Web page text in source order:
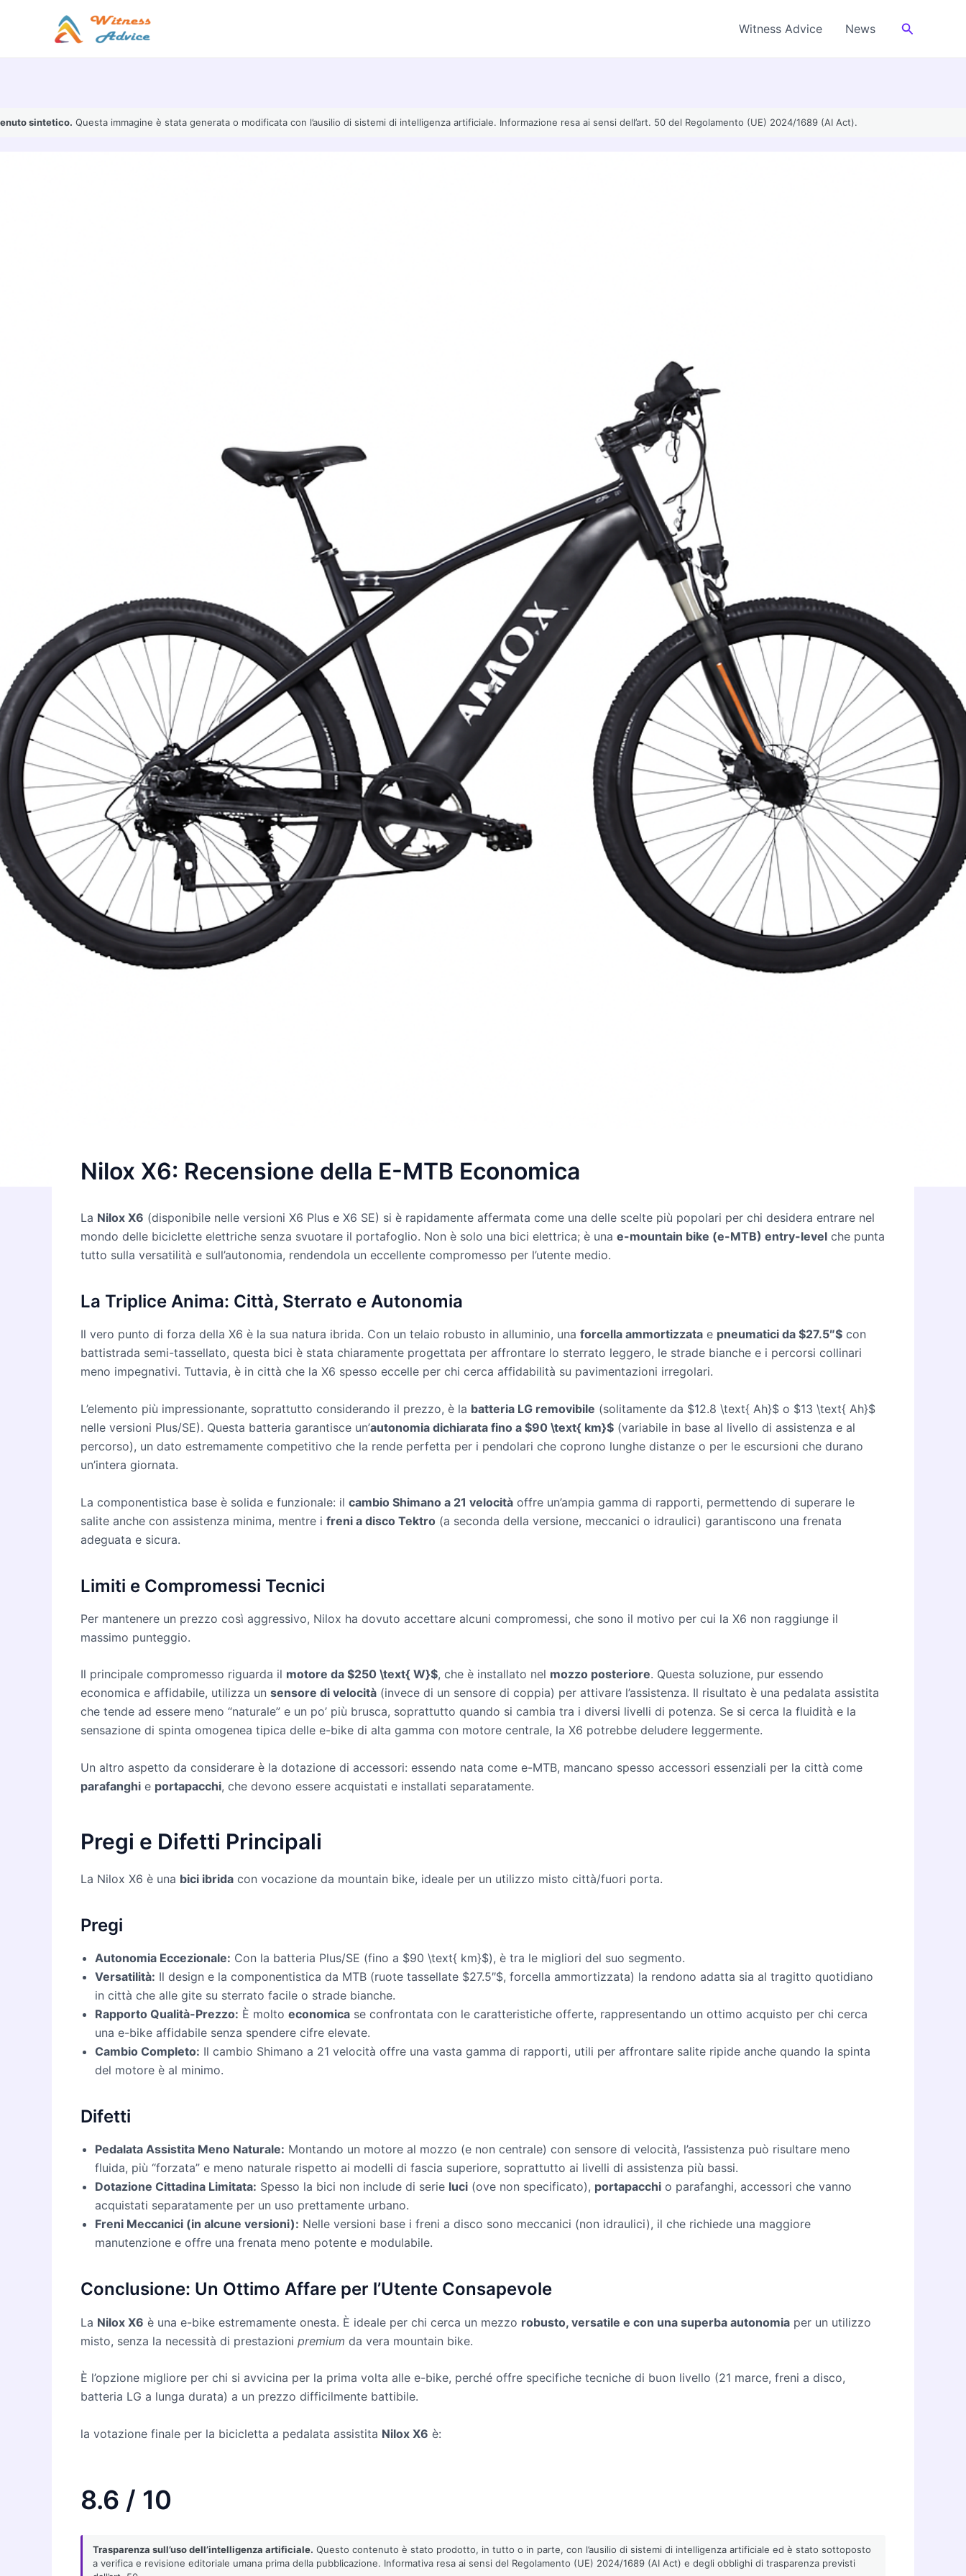
Witness Advice News Cerca
sintetico. Questa immagine è stata generata o modificata con l’ausilio di sistemi di intelligenza artificiale. Informazione resa ai sensi dell’art. 50 del Regolamento (UE) 2024/1689 (AI Act).
Nilox X6: Recensione della E-MTB Economica
La Nilox X6 (disponibile nelle versioni X6 Plus e X6 SE) si è rapidamente affermata come una delle scelte più popolari per chi desidera entrare nel
mondo delle biciclette elettriche senza svuotare il portafoglio. Non è solo una bici elettrica; è una e-mountain bike (e-MTB) entry-level che punta
tutto sulla versatilità e sull’autonomia, rendendola un eccellente compromesso per l’utente medio.
La Triplice Anima: Città, Sterrato e Autonomia
Il vero punto di forza della X6 è la sua natura ibrida. Con un telaio robusto in alluminio, una forcella ammortizzata e pneumatici da $27.5″$ con
battistrada semi-tassellato, questa bici è stata chiaramente progettata per affrontare lo sterrato leggero, le strade bianche e i percorsi collinari
meno impegnativi. Tuttavia, è in città che la X6 spesso eccelle per chi cerca affidabilità su pavimentazioni irregolari.
L’elemento più impressionante, soprattutto considerando il prezzo, è la batteria LG removibile (solitamente da $12.8 \text{ Ah}$ o $13 \text{ Ah}$
nelle versioni Plus/SE). Questa batteria garantisce un’autonomia dichiarata fino a $90 \text{ km}$ (variabile in base al livello di assistenza e al
percorso), un dato estremamente competitivo che la rende perfetta per i pendolari che coprono lunghe distanze o per le escursioni che durano
un’intera giornata.
La componentistica base è solida e funzionale: il cambio Shimano a 21 velocità offre un’ampia gamma di rapporti, permettendo di superare le
salite anche con assistenza minima, mentre i freni a disco Tektro (a seconda della versione, meccanici o idraulici) garantiscono una frenata
adeguata e sicura.
Limiti e Compromessi Tecnici
Per mantenere un prezzo così aggressivo, Nilox ha dovuto accettare alcuni compromessi, che sono il motivo per cui la X6 non raggiunge il
massimo punteggio.
Il principale compromesso riguarda il motore da $250 \text{ W}$, che è installato nel mozzo posteriore. Questa soluzione, pur essendo
economica e affidabile, utilizza un sensore di velocità (invece di un sensore di coppia) per attivare l’assistenza. Il risultato è una pedalata assistita
che tende ad essere meno “naturale” e un po’ più brusca, soprattutto quando si cambia tra i diversi livelli di potenza. Se si cerca la fluidità e la
sensazione di spinta omogenea tipica delle e-bike di alta gamma con motore centrale, la X6 potrebbe deludere leggermente.
Un altro aspetto da considerare è la dotazione di accessori: essendo nata come e-MTB, mancano spesso accessori essenziali per la città come
parafanghi e portapacchi, che devono essere acquistati e installati separatamente.
Pregi e Difetti Principali
La Nilox X6 è una bici ibrida con vocazione da mountain bike, ideale per un utilizzo misto città/fuori porta.
Pregi
Autonomia Eccezionale: Con la batteria Plus/SE (fino a $90 \text{ km}$), è tra le migliori del suo segmento.
Versatilità: Il design e la componentistica da MTB (ruote tassellate $27.5″$, forcella ammortizzata) la rendono adatta sia al tragitto quotidiano
in città che alle gite su sterrato facile o strade bianche.
Rapporto Qualità-Prezzo: È molto economica se confrontata con le caratteristiche offerte, rappresentando un ottimo acquisto per chi cerca
una e-bike affidabile senza spendere cifre elevate.
Cambio Completo: Il cambio Shimano a 21 velocità offre una vasta gamma di rapporti, utili per affrontare salite ripide anche quando la spinta
del motore è al minimo.
Difetti
Pedalata Assistita Meno Naturale: Montando un motore al mozzo (e non centrale) con sensore di velocità, l’assistenza può risultare meno
fluida, più “forzata” e meno naturale rispetto ai modelli di fascia superiore, soprattutto ai livelli di assistenza più bassi.
Dotazione Cittadina Limitata: Spesso la bici non include di serie luci (ove non specificato), portapacchi o parafanghi, accessori che vanno
acquistati separatamente per un uso prettamente urbano.
Freni Meccanici (in alcune versioni): Nelle versioni base i freni a disco sono meccanici (non idraulici), il che richiede una maggiore
manutenzione e offre una frenata meno potente e modulabile.
Conclusione: Un Ottimo Affare per l’Utente Consapevole
La Nilox X6 è una e-bike estremamente onesta. È ideale per chi cerca un mezzo robusto, versatile e con una superba autonomia per un utilizzo
misto, senza la necessità di prestazioni premium da vera mountain bike.
È l’opzione migliore per chi si avvicina per la prima volta alle e-bike, perché offre specifiche tecniche di buon livello (21 marce, freni a disco,
batteria LG a lunga durata) a un prezzo difficilmente battibile.
la votazione finale per la bicicletta a pedalata assistita Nilox X6 è:
8.6 / 10
Trasparenza sull’uso dell’intelligenza artificiale. Questo contenuto è stato prodotto, in tutto o in parte, con l’ausilio di sistemi di intelligenza artificiale ed è stato sottoposto
a verifica e revisione editoriale umana prima della pubblicazione. Informativa resa ai sensi del Regolamento (UE) 2024/1689 (AI Act) e degli obblighi di trasparenza previsti